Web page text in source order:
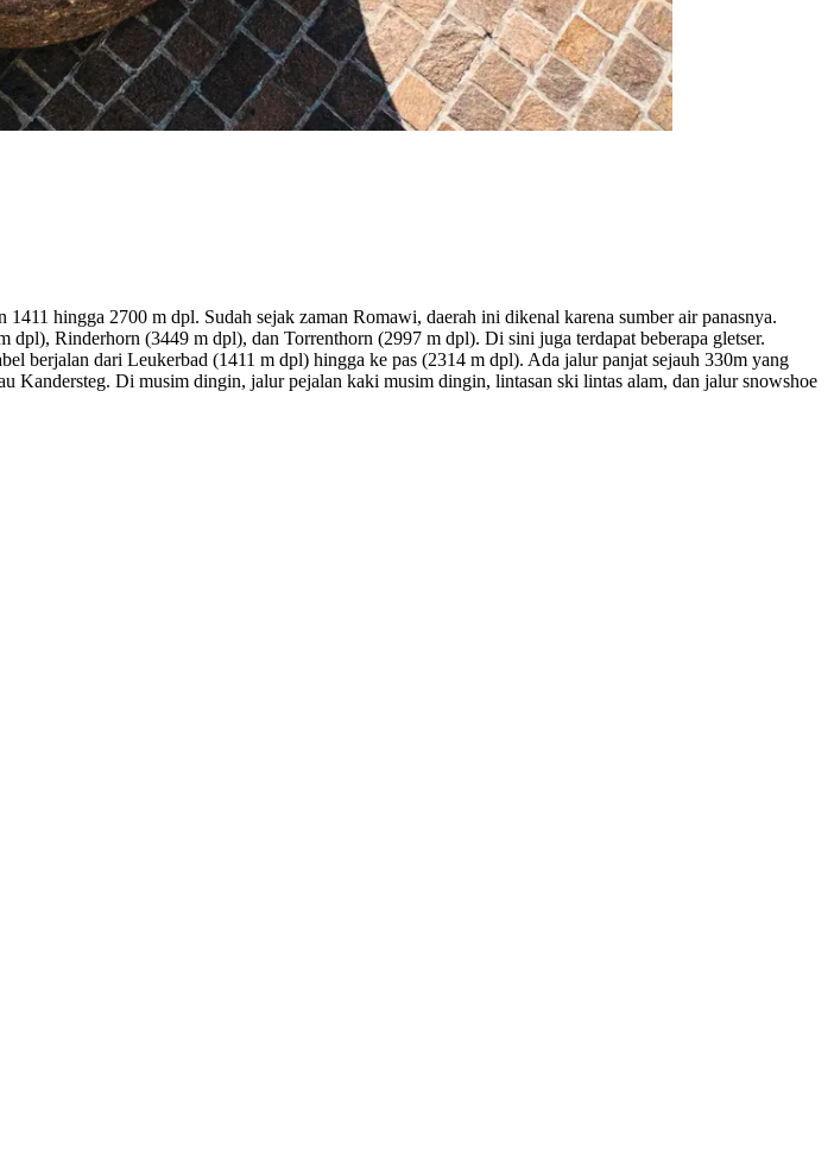
hingga 2700 m dpl. Sudah sejak zaman Romawi, daerah ini dikenal karena sumber air panasnya.
Rinderhorn (3449 m dpl), dan Torrenthorn (2997 m dpl). Di sini juga terdapat beberapa gletser.
berjalan dari Leukerbad (1411 m dpl) hingga ke pas (2314 m dpl). Ada jalur panjat sejauh 330m yang
Kandersteg. Di musim dingin, jalur pejalan kaki musim dingin, lintasan ski lintas alam, dan jalur snowshoe